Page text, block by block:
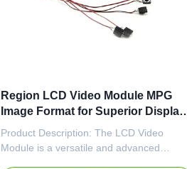
Region LCD Video Module MPG
Image Format for Superior Display
Performance
Product Description: The LCD Video
Module is a versatile and advanced